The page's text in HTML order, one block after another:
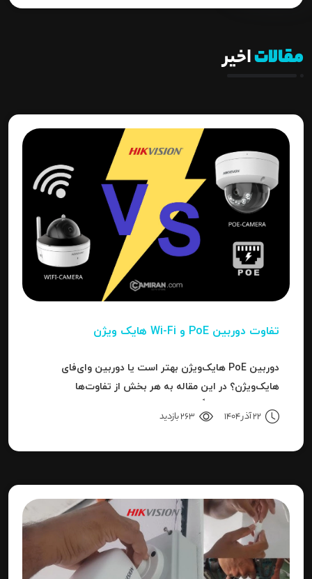
مقالاتاخیر
تفاوت دوربین PoE و Wi-Fi هایک‌ ویژن
دوربین PoE هایک‌ویژن بهتر است یا دوربین وای‌فای
هایک‌ویژن؟ در این مقاله به هر بخش از تفاوت‌ها
بهترین انتخاب است.
22 آذر 1404 263 بازدید